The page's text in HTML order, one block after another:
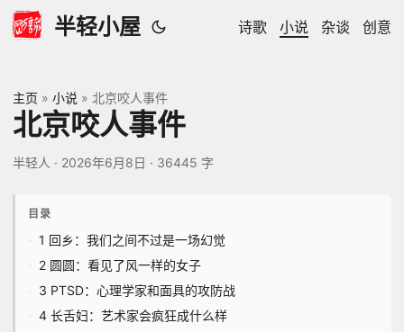
半轻小屋 诗歌 小说 杂谈 创意
主页 » 小说 » 北京咬人事件
北京咬人事件
半轻人 · 2026年6月8日 · 36445 字
目录
1 回乡：我们之间不过是一场幻觉
2 圆圆：看见了风一样的女子
3 PTSD：心理学家和面具的攻防战
4 长舌妇：艺术家会疯狂成什么样